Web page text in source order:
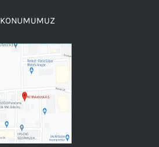
KONUMUMUZ